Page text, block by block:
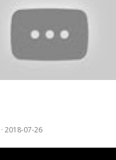
· 2018-07-26